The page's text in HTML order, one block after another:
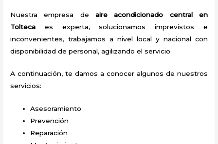
Nuestra empresa de aire acondicionado central en
Tolteca es experta, solucionamos imprevistos e
inconvenientes, trabajamos a nivel local y nacional con
disponibilidad de personal, agilizando el servicio.
A continuación, te damos a conocer algunos de nuestros
servicios:
Asesoramiento
Prevención
Reparación